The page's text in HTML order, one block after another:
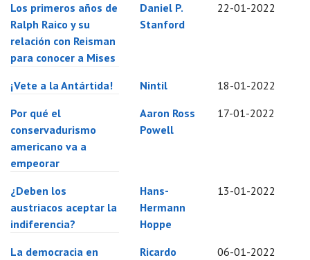
Los primeros años de
Ralph Raico y su
relación con Reisman
para conocer a Mises
Daniel P.
Stanford
22-01-2022
¡Vete a la Antártida! Nintil
18-01-2022
Por qué el
conservadurismo
americano va a
empeorar
Aaron Ross
Powell
17-01-2022
¿Deben los
austriacos aceptar la
indiferencia?
Hans-
Hermann
Hoppe
13-01-2022
La democracia en
Ricardo
06-01-2022